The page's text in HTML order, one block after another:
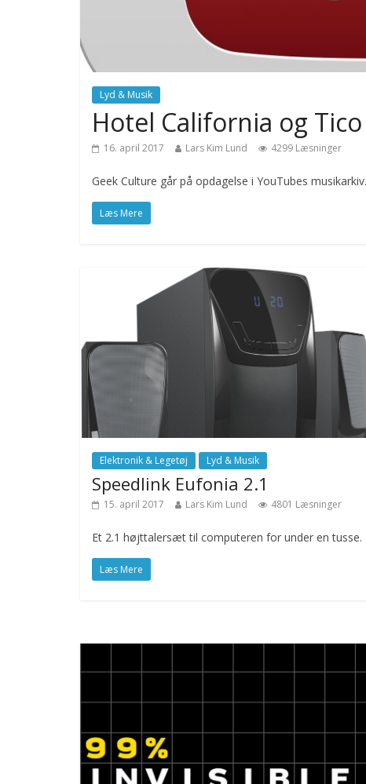
Lyd & Musik
Hotel California og
16. april 2017 Lars Kim Lund 4299 Læsninger
Geek Culture går på opdagelse i YouTubes musikarkiv.
Læs Mere
Elektronik & Legetøj Lyd & Musik
Speedlink Eufonia 2.1
15. april 2017 Lars Kim Lund 4801 Læsninger
Et 2.1 højttalersæt til computeren for under en tusse.
Læs Mere